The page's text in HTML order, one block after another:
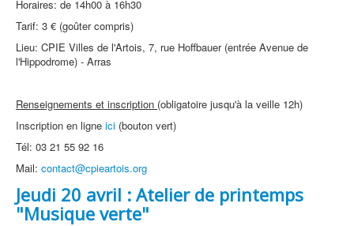
Horaires: de 14h00 à 16h30
Tarif: 3 € (goûter compris)
Lieu: CPIE Villes de l'Artois, 7, rue Hoffbauer (entrée Avenue de
l'Hippodrome) - Arras
Renseignements et inscription (obligatoire jusqu'à la veille 12h)
Inscription en ligne ici (bouton vert)
Tél: 03 21 55 92 16
Mail: contact@cpieartois.org
Jeudi 20 avril : Atelier de printemps
"Musique verte"